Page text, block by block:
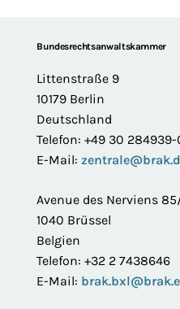
FooterBundesrechtsanwaltskammer
Littenstraße 9
10179 Berlin
Deutschland
Telefon: +49 30 284939-
E-Mail:
Avenue des Nerviens
1040 Brüssel
Belgien
Telefon: +32 2 7438646
E-Mail: